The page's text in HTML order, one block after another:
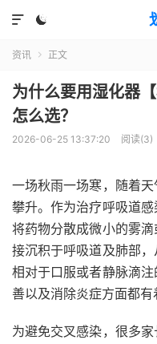


资讯  正文
为什么要用湿化器
怎么选？
2026-06-25 13:37:20 阅读(3)
一场秋雨一场寒，随着
攀升。作为治疗呼吸道
将药物分散成微小的雾
接沉积于呼吸道及肺部，
相对于口服或者静脉滴
善以及消除炎症方面都有
为避免交叉感染，很多